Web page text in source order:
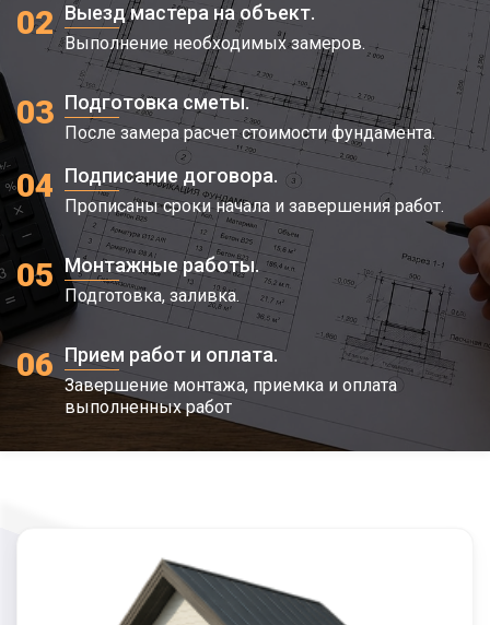
02 Выезд мастера на объект.
Выполнение необходимых замеров.
03 Подготовка сметы.
После замера расчет стоимости фундамента.
04 Подписание договора.
Прописаны сроки начала и завершения работ.
05 Монтажные работы.
Подготовка, заливка.
06 Прием работ и оплата.
Завершение монтажа, приемка и оплата
выполненных работ